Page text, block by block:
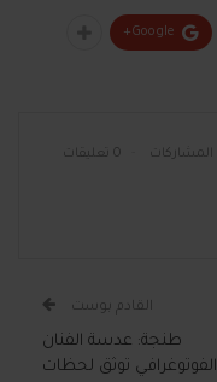
Google+
0 تعليقات
القادم بوست
طنجة: عدسة الفنان
الفوتوغرافي توثق لحظات